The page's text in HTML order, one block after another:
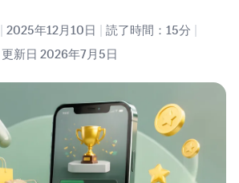
| 2025年12月10日 | 読了時間：15分 |
更新日 2026年7月5日